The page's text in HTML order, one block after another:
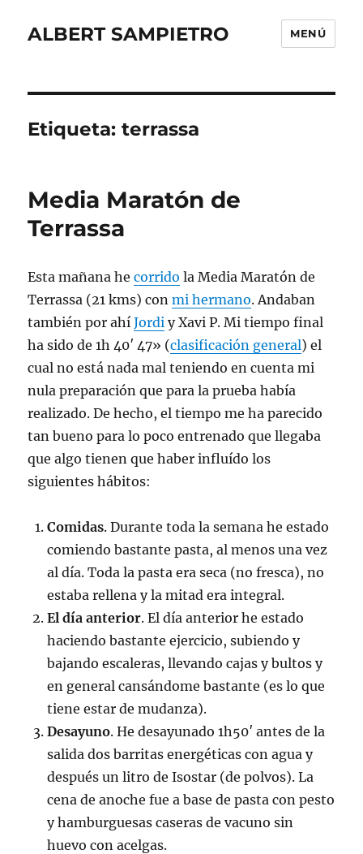
ALBERT SAMPIETRO MENÚ
Etiqueta:terrassa
Media Maratón de
Terrassa
Esta mañana hecorrido la Media Maratón de
Terrassa (21 kms) conmi hermano. Andaban
también por ahíJordi y Xavi P. Mi tiempo final
ha sido de 1h 40′ 47» (clasificación general) el
cual no está nada mal teniendo en cuenta mi
nula preparación que para la prueba había
realizado. De hecho, el tiempo me ha parecido
tan bueno para lo poco entrenado que llegaba
que algo tienen que haber influído los
siguientes hábitos:
Comidas. Durante toda la semana he estado
comiendo bastante pasta, al menos una vez
al día. Toda la pasta era seca (no fresca), no
estaba rellena y la mitad era integral.
El día anterior. El día anterior he estado
haciendo bastante ejercicio, subiendo y
bajando escaleras, llevando cajas y bultos y
en general cansándome bastante (es lo que
tiene estar de mudanza).
Desayuno. He desayunado 1h50′ antes de la
salida dos barritas energéticas con agua y
después un litro de Isostar (de polvos). La
cena de anoche fue a base de pasta con pesto
y hamburguesas caseras de vacuno sin
huevo con acelgas.